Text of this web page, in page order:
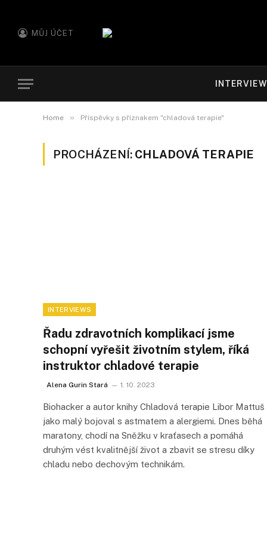
MŮJ ÚČET
Home » Příspěvky s příznakem "chladová terapie"
PROCHÁZENÍ: CHLADOVÁ TERAPIE
INTERVIEWS
Řadu zdravotních komplikací jsme
schopní vyřešit životním stylem, říká
instruktor chladové terapie
Alena Gurin Stará 1. 10. 2023
Biohacker a autor knihy Chladová terapie Libor Mattuš
jako malý bojoval s astmatem a alergiemi. Dnes běhá
maratony, chodí na Sněžku v kraťasech a pomáhá
druhým vést kvalitnější život a zbavit se stresu díky
chladu nebo dechovým technikám.